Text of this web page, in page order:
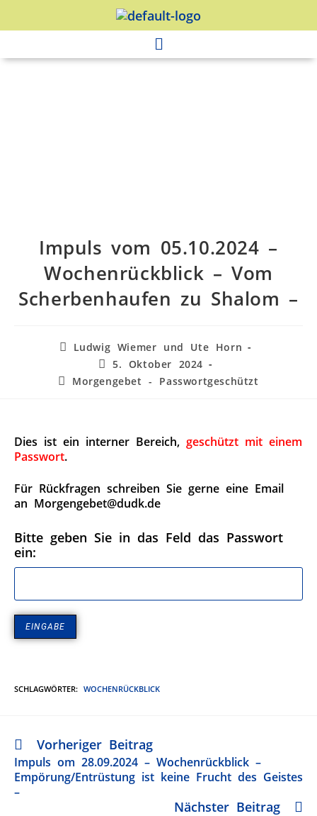
Impuls vom 05.10.2024 –
Wochenrückblick – Vom
Scherbenhaufen zu Shalom –
Ludwig Wiemer und Ute Horn
5. Oktober 2024
Morgengebet - Passwortgeschützt
Dies ist ein interner Bereich, geschützt mit einem
Passwort.
Für Rückfragen schreiben Sie gerne eine Email
an Morgengebet@dudk.de
Bitte geben Sie in das Feld das Passwort
ein:
SCHLAGWÖRTER: WOCHENRÜCKBLICK
Vorheriger Beitrag
Impuls om 28.09.2024 – Wochenrückblick –
Empörung/Entrüstung ist keine Frucht des Geistes
–
Nächster Beitrag